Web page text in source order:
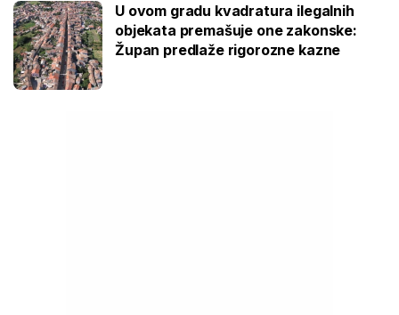
U ovom gradu kvadratura ilegalnih
objekata premašuje one zakonske:
Župan predlaže rigorozne kazne